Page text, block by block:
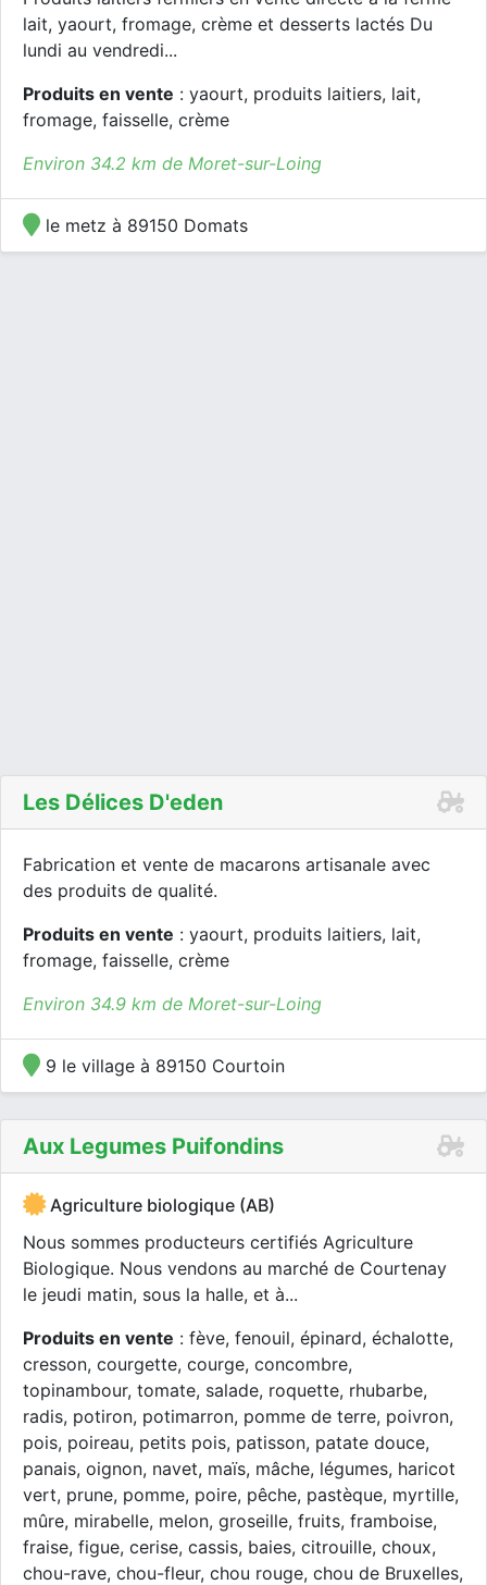
lait, yaourt, fromage, crème et desserts lactés Du
lundi au vendredi...
Produits en vente : yaourt, produits laitiers, lait,
fromage, faisselle, crème
Environ 34.2 km de Moret-sur-Loing
le metz à 89150 Domats
Les Délices D'eden
Fabrication et vente de macarons artisanale avec
des produits de qualité.
Produits en vente : yaourt, produits laitiers, lait,
fromage, faisselle, crème
Environ 34.9 km de Moret-sur-Loing
9 le village à 89150 Courtoin
Aux Legumes Puifondins
Agriculture biologique (AB)
Nous sommes producteurs certifiés Agriculture
Biologique. Nous vendons au marché de Courtenay
le jeudi matin, sous la halle, et à...
Produits en vente : fève, fenouil, épinard, échalotte,
cresson, courgette, courge, concombre,
topinambour, tomate, salade, roquette, rhubarbe,
radis, potiron, potimarron, pomme de terre, poivron,
pois, poireau, petits pois, patisson, patate douce,
panais, oignon, navet, maïs, mâche, légumes, haricot
vert, prune, pomme, poire, pêche, pastèque, myrtille,
mûre, mirabelle, melon, groseille, fruits, framboise,
fraise, figue, cerise, cassis, baies, citrouille, choux,
chou-rave, chou-fleur, chou rouge, chou de Bruxelles,